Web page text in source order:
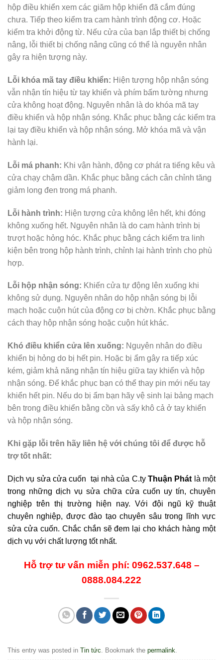
hộp điều khiển xem các giăm hộp khiển đã cắm đúng
chưa. Tiếp theo kiểm tra cam hành trình động cơ. Hoặc
kiểm tra khởi động từ. Nếu cửa của bạn lắp thiết bị chống
nâng, lỗi thiết bị chống nâng cũng có thể là nguyên nhân
gây ra hiện tượng này.
Lỗi khóa mã tay điều khiển: Hiện tượng hộp nhận sóng
vẫn nhận tín hiệu từ tay khiển và phím bấm tường nhưng
cửa không hoạt động. Nguyên nhân là do khóa mã tay
điều khiển và hộp nhận sóng. Khắc phục bằng các kiểm tra
lại tay điều khiển và hộp nhận sóng. Mở khóa mã và vận
hành lại.
Lỗi má phanh: Khi vận hành, động cơ phát ra tiếng kêu và
cửa chạy chậm dần. Khắc phục bằng cách cân chỉnh tăng
giảm long đen trong má phanh.
Lỗi hành trình: Hiện tượng cửa không lên hết, khi đóng
không xuống hết. Nguyên nhân là do cam hành trình bị
trượt hoặc hỏng hóc. Khắc phục bằng cách kiểm tra linh
kiện bên trong hộp hành trình, chỉnh lại hành trình cho phù
hợp.
Lỗi hộp nhận sóng: Khiến cửa tự động lên xuống khi
không sử dụng. Nguyên nhân do hộp nhận sóng bị lỗi
mạch hoặc cuộn hút của động cơ bị chờn. Khắc phục bằng
cách thay hộp nhận sóng hoặc cuộn hút khác.
Khó điều khiển cửa lên xuống: Nguyên nhân do điều
khiển bị hỏng do bị hết pin. Hoặc bị ẩm gây ra tiếp xúc
kém, giảm khả năng nhận tín hiệu giữa tay khiển và hộp
nhận sóng. Để khắc phục bạn có thể thay pin mới nếu tay
khiển hết pin. Nếu do bị ẩm bạn hãy vệ sinh lại bảng mạch
bên trong điều khiển bằng cồn và sấy khô cả ở tay khiển
và hộp nhận sóng.
Khi gặp lỗi trên hãy liên hệ với chúng tôi để được hỗ
trợ tốt nhất:
Dịch vụ sửa cửa cuốn tại nhà của C.tyThuận Phát là một
trong những dịch vụ sửa chữa cửa cuốn uy tín, chuyên
nghiệp trên thị trường hiện nay. Với đội ngũ kỹ thuật
chuyên nghiệp, được đào tạo chuyên sâu trong lĩnh vực
sửa cửa cuốn. Chắc chắn sẽ đem lại cho khách hàng một
dịch vụ với chất lượng tốt nhất.
Hỗ trợ tư vấn miễn phí: 0962.537.648 –
0888.084.222
This entry was posted in Tin tức . Bookmark the permalink